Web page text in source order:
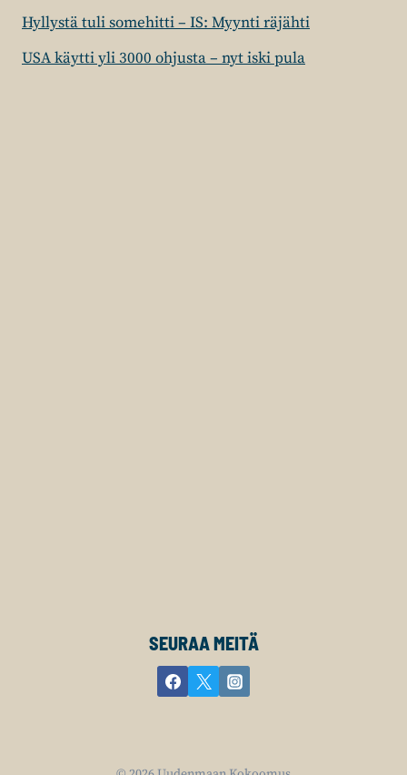
Hyllystä tuli somehitti – IS: Myynti räjähti
USA käytti yli 3000 ohjusta – nyt iski pula
SEURAA MEITÄ